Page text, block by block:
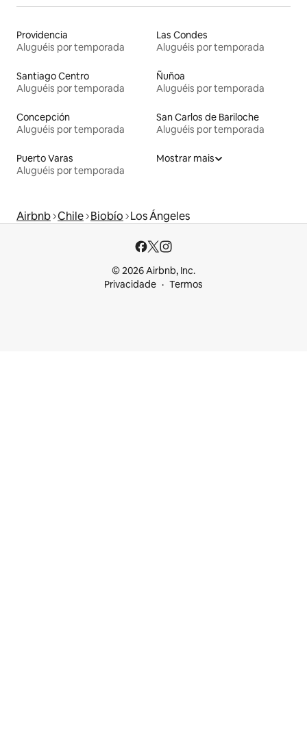
Providencia
Aluguéis por temporada
Las Condes
Aluguéis por temporada
Santiago Centro
Aluguéis por temporada
Ñuñoa
Aluguéis por temporada
Concepción
Aluguéis por temporada
San Carlos de Bariloche
Aluguéis por temporada
Puerto Varas
Aluguéis por temporada
Mostrar mais
Airbnb Chile Biobío Los Ángeles
© 2026 Airbnb, Inc.
Privacidade
Termos